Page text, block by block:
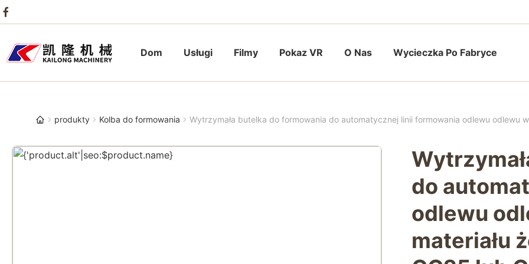
Dom Usługi Filmy Pokaz VR O Nas Wycieczka Po Fabryce
produkty Kolba do formowania Wytrzymała butelka do formowania do automatycznej linii formowania odlewu odlewu
do
odlewu
materiału